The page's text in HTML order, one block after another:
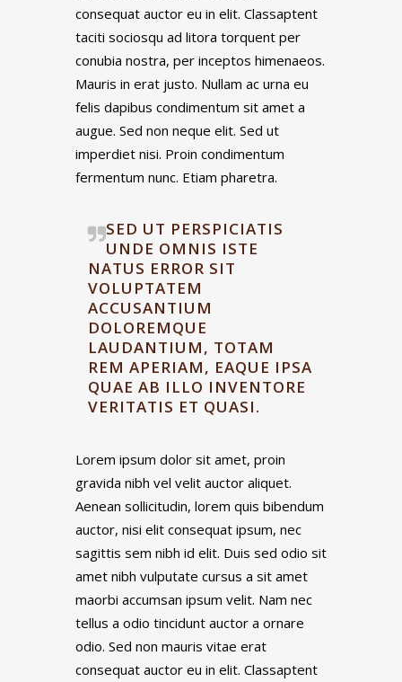
consequat auctor eu in elit. Classaptent
taciti sociosqu ad litora torquent per
conubia nostra, per inceptos himenaeos.
Mauris in erat justo. Nullam ac urna eu
felis dapibus condimentum sit amet a
augue. Sed non neque elit. Sed ut
imperdiet nisi. Proin condimentum
fermentum nunc. Etiam pharetra.
SED UT PERSPICIATIS
UNDE OMNIS ISTE
NATUS ERROR SIT
VOLUPTATEM
ACCUSANTIUM
DOLOREMQUE
LAUDANTIUM, TOTAM
REM APERIAM, EAQUE IPSA
QUAE AB ILLO INVENTORE
VERITATIS ET QUASI.
Lorem ipsum dolor sit amet, proin
gravida nibh vel velit auctor aliquet.
Aenean sollicitudin, lorem quis bibendum
auctor, nisi elit consequat ipsum, nec
sagittis sem nibh id elit. Duis sed odio sit
amet nibh vulputate cursus a sit amet
maorbi accumsan ipsum velit. Nam nec
tellus a odio tincidunt auctor a ornare
odio. Sed non mauris vitae erat
consequat auctor eu in elit. Classaptent